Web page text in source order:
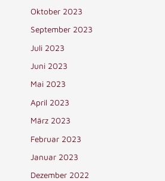
Oktober 2023
September 2023
Juli 2023
Juni 2023
Mai 2023
April 2023
März 2023
Februar 2023
Januar 2023
Dezember 2022